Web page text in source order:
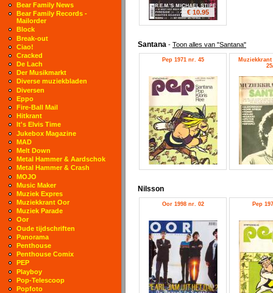
€ 10.95
Santana - Toon alles van "Santana"
Pep 1971 nr. 45
Nilsson
Oor 1998 nr. 02 Pep
Bear Family News
Bear Family Records -
Mailorder
Block
Break-out
Ciao!
Cracked
De Lach
Der Musikmarkt
Diverse muziekbladen
Diversen
Eppo
Fire-Ball Mail
Hitkrant
It's Elvis Time
Jukebox Magazine
MAD
Melt Down
Metal Hammer & Aardschok
Metal Hammer & Crash
MOJO
Music Maker
Muziek Expres
Muziekkrant Oor
Muziek Parade
Oor
Oude tijdschriften
Panorama
Penthouse
Penthouse Comix
PEP
Playboy
Pop-Telescoop
Popfoto